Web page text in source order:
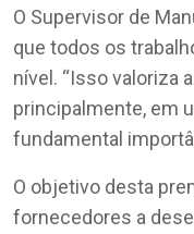
O Supervisor de
que todos os
nível. “Isso valoriza
principalmente, em
fundamental
O objetivo desta
fornecedores a